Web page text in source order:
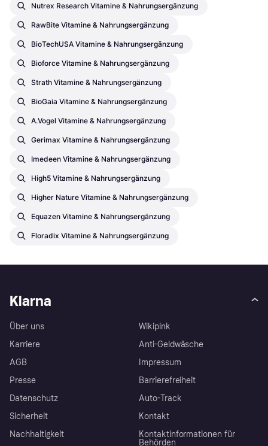
Nutrex Research Vitamine & Nahrungsergänzung
RawBite Vitamine & Nahrungsergänzung
BioTechUSA Vitamine & Nahrungsergänzung
Bioforce Vitamine & Nahrungsergänzung
Strath Vitamine & Nahrungsergänzung
BioGaia Vitamine & Nahrungsergänzung
A.Vogel Vitamine & Nahrungsergänzung
Gerimax Vitamine & Nahrungsergänzung
Imedeen Vitamine & Nahrungsergänzung
High5 Vitamine & Nahrungsergänzung
Higher Nature Vitamine & Nahrungsergänzung
Equazen Vitamine & Nahrungsergänzung
Floradix Vitamine & Nahrungsergänzung
Klarna
Über uns
Karriere
AGB
Presse
Datenschutz
Sicherheit
Nachhaltigkeit
Wikipink
Anti-Geldwäsche
Impressum
Barrierefreiheit
Auto-Track
Kontakt
Kontaktinformationen für
Behörden